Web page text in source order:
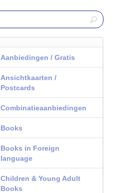
Aanbiedingen / Gratis
Ansichtkaarten /
Postcards
Combinatieaanbiedingen
Books
Books in Foreign
language
Children & Young Adult
Books